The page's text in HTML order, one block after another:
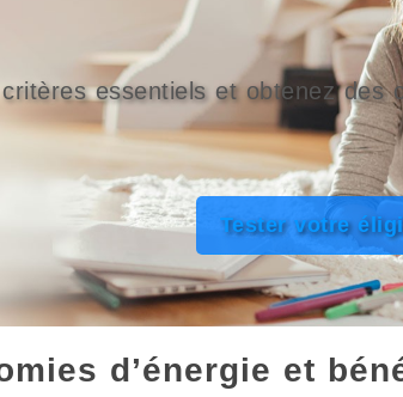
essentiels et obtenez des
Tester votre
d’énergie et